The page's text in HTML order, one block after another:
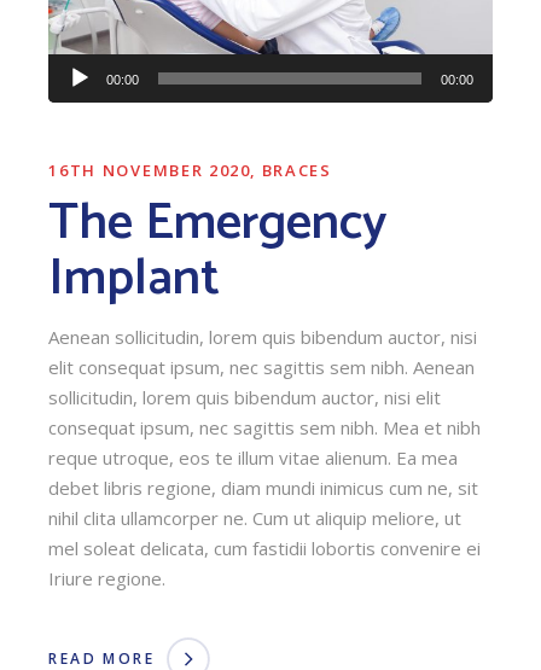
Audio
Player
00:00 00:00
16TH NOVEMBER 2020 BRACES
The Emergency
Implant
Aenean sollicitudin, lorem quis bibendum auctor, nisi
elit consequat ipsum, nec sagittis sem nibh. Aenean
sollicitudin, lorem quis bibendum auctor, nisi elit
consequat ipsum, nec sagittis sem nibh. Mea et nibh
reque utroque, eos te illum vitae alienum. Ea mea
debet libris regione, diam mundi inimicus cum ne, sit
nihil clita ullamcorper ne. Cum ut aliquip meliore, ut
mel soleat delicata, cum fastidii lobortis convenire ei
Iriure regione.
READ MORE